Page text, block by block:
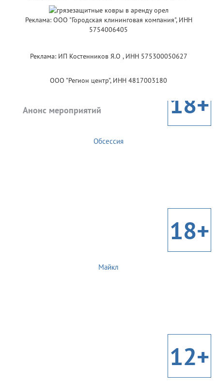
Реклама: ООО "Городская клининговая компания", ИНН
5754006405
Реклама: ИП Костенников Я.О , ИНН 575300050627
ООО "Регион центр", ИНН 4817003180
Анонс мероприятий 18+
Обсессия
18+
Майкл
12+